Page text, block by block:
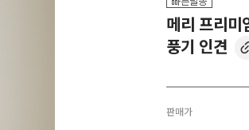
메리 프리
풍기 인견
판매가